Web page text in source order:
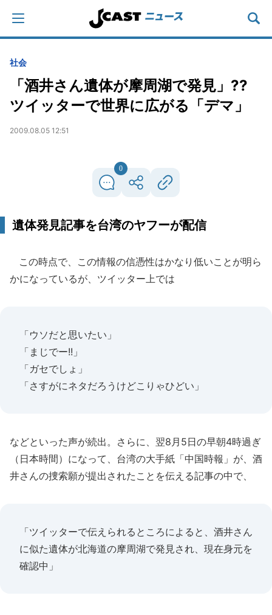
社会
「酒井さん遺体が摩周湖で発見」??
ツイッターで世界に広がる「デマ」
2009.08.05 12:51
0
遺体発見記事を台湾のヤフーが配信
この時点で、この情報の信憑性はかなり低いことが明ら
かになっているが、ツイッター上では
「ウソだと思いたい」
「まじでー!!」
「ガセでしょ」
「さすがにネタだろうけどこりゃひどい」
などといった声が続出。さらに、翌8月5日の早朝4時過ぎ
（日本時間）になって、台湾の大手紙「中国時報」が、酒
井さんの捜索願が提出されたことを伝える記事の中で、
「ツイッターで伝えられるところによると、酒井さん
に似た遺体が北海道の摩周湖で発見され、現在身元を
確認中」